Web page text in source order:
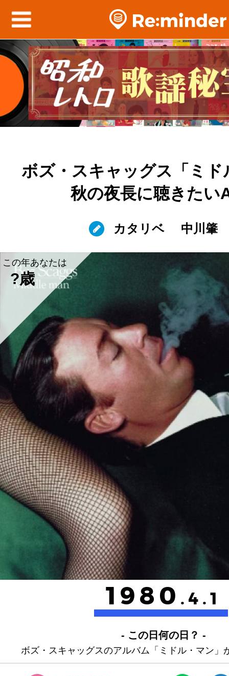
ボズ・スキャッグス「ミド
秋の夜長に聴きたい
カタリベ 中川肇
この年あなたは
?歳
1980 .4.1
- この日何の日？ -
ボズ・スキャッグスのアルバム「ミドル・マン」